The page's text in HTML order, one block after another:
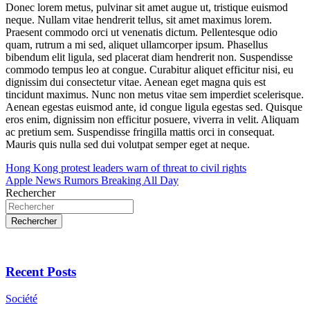
Donec lorem metus, pulvinar sit amet augue ut, tristique euismod
neque. Nullam vitae hendrerit tellus, sit amet maximus lorem.
Praesent commodo orci ut venenatis dictum. Pellentesque odio
quam, rutrum a mi sed, aliquet ullamcorper ipsum. Phasellus
bibendum elit ligula, sed placerat diam hendrerit non. Suspendisse
commodo tempus leo at congue. Curabitur aliquet efficitur nisi, eu
dignissim dui consectetur vitae. Aenean eget magna quis est
tincidunt maximus. Nunc non metus vitae sem imperdiet scelerisque.
Aenean egestas euismod ante, id congue ligula egestas sed. Quisque
eros enim, dignissim non efficitur posuere, viverra in velit. Aliquam
ac pretium sem. Suspendisse fringilla mattis orci in consequat.
Mauris quis nulla sed dui volutpat semper eget at neque.
Navigation
de
l’article
Hong Kong protest leaders warn of threat to civil rights
Apple News Rumors Breaking All Day
Rechercher
Rechercher
Recent Posts
Société